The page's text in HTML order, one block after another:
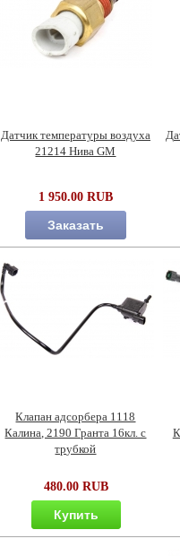
Датчик температуры воздуха
21214 Нива GM
1 950.00 RUB
Заказать
Клапан адсорбера 1118
Калина, 2190 Гранта 16кл. с
трубкой
480.00 RUB
Купить